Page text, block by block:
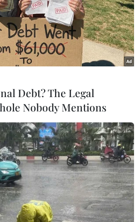
chỉ số công nghiệp Dow Jones
điểm, chỉ số S&P 500 tăng
và chỉ số Nasdaq Composite
điểm.
Debt? The Legal
Nobody Mentions